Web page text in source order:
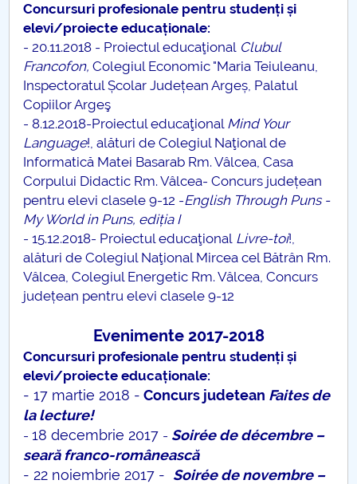
Concursuri profesionale pentru studenți și
elevi/proiecte educaționale:
- 20.11.2018 - Proiectul educaţional Clubul
Francofon,Colegiul Economic "Maria Teiuleanu,
Inspectoratul Școlar Județean Argeș, Palatul
Copiilor Argeş
- 8.12.2018-Proiectul educaţional Mind Your
Language!, alături de Colegiul Naţional de
Informatică Matei Basarab Rm. Vâlcea, Casa
Corpului Didactic Rm. Vâlcea- Concurs județean
pentru elevi clasele 9-12 -English Through Puns -
My World in Puns, ediția I
- 15.12.2018- Proiectul educaţional Livre-toi!,
alături de Colegiul Naţional Mircea cel Bătrân Rm.
Vâlcea, Colegiul Energetic Rm. Vâlcea, Concurs
județean pentru elevi clasele 9-12
Evenimente 2017-2018
Concursuri profesionale pentru studenți și
elevi/proiecte educaționale:
- 17 martie 2018 - Concurs judetean Faites de
la lecture!
-18 decembrie 2017 - Soirée de décembre –
seară franco-românească
- 22 noiembrie 2017 - Soirée de novembre –